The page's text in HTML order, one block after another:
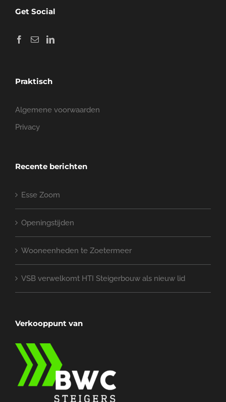
Get Social
Praktisch
Algemene voorwaarden
Privacy
Recente berichten
Esse Zoom
Openingstijden
Wooneenheden te Zoetermeer
VSB verwelkomt HTI Steigerbouw als nieuw lid
Verkooppunt van